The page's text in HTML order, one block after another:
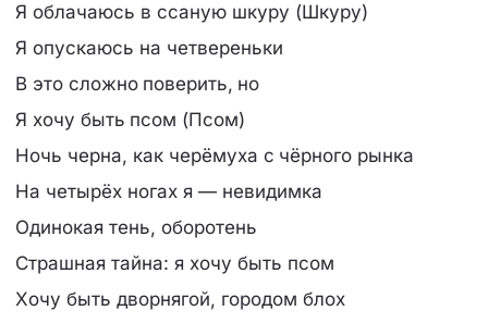
Я облачаюсь в ссаную шкуру (Шкуру)
Я опускаюсь на четвереньки
В это сложно поверить, но
Я хочу быть псом (Псом)
Ночь черна, как черёмуха с чёрного рынка
На четырёх ногах я — невидимка
Одинокая тень, оборотень
Страшная тайна: я хочу быть псом
Хочу быть дворнягой, городом блох